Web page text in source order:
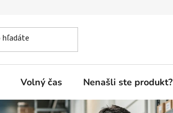
Volný čas Nenašli ste produkt?